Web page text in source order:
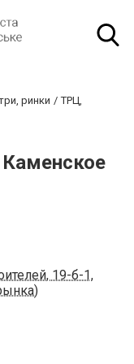
ринки
ТРЦ,
19-б-1,